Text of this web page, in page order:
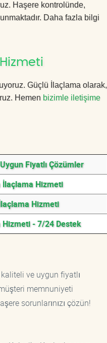
Haşere kontrolünde,
Daha fazla bilgi
Güçlü İlaçlama olarak,
Hemen bizimle iletişime
Fiyatlı Çözümler
İlaçlama Hizmeti
Hizmeti
- 7/24 Destek
ve uygun fiyatlı
memnuniyeti
sorunlarınızı çözün!